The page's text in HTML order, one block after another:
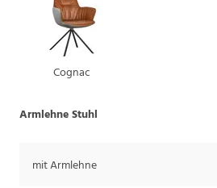
Cognac
Armlehne Stuhl
mit Armlehne